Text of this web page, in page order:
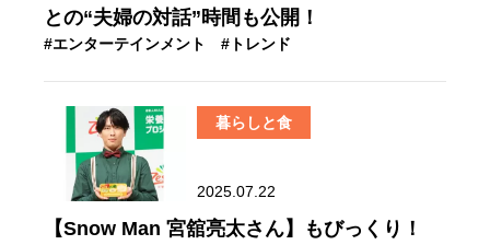
との“夫婦の対話”時間も公開！
#エンターテインメント #トレンド
暮らしと食
2025.07.22
【Snow Man 宮舘亮太さん】もびっくり！